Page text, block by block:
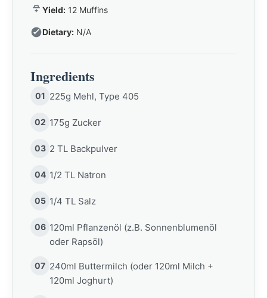
Yield: 12 Muffins
Dietary: N/A
Ingredients
01 225g Mehl, Type 405
02 175g Zucker
03 2 TL Backpulver
04 1/2 TL Natron
05 1/4 TL Salz
06 120ml Pflanzenöl (z.B. Sonnenblumenöl
oder Rapsöl)
07 240ml Buttermilch (oder 120ml Milch +
120ml Joghurt)